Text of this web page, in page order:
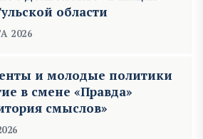
области
2026
и молодые политики
в смене «Правда»
смыслов»